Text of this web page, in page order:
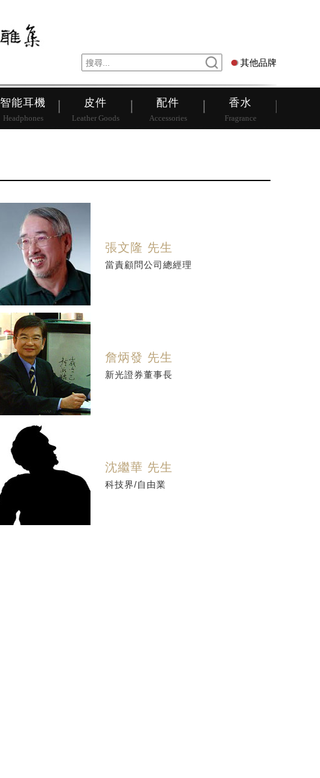
其他品牌
智能耳機
Headphones
皮件
Leather Goods
配件
Accessories
香水
Fragrance
後背包
張文隆 先生
當責顧問公司總經理
詹炳發 先生
新光證券董事長
沈繼華 先生
科技界/自由業